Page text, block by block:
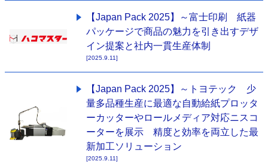
【Japan Pack 2025】～富士印刷 紙器
パッケージで商品の魅力を引き出すデザ
イン提案と社内一貫生産体制
[2025.9.11]
【Japan Pack 2025】～トヨテック 少
量多品種生産に最適な自動給紙プロッタ
ーカッターやロールメディア対応ニスコ
ーターを展示 精度と効率を両立した最
新加工ソリューション
[2025.9.11]